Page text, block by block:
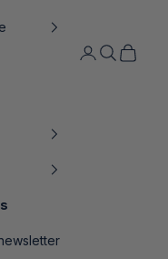
Abrir página
AbrirAbrir